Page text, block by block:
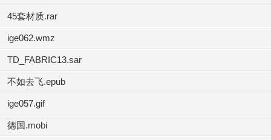
45套材质.rar
ige062.wmz
TD_FABRIC13.sar
不如去飞.epub
ige057.gif
德国.mobi